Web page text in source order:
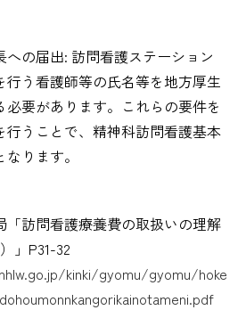
への届出: 訪問看護ステーション
行う看護師等の氏名等を地方厚生
必要があります。これらの要件を
行うことで、精神科訪問看護基本
ります。
「訪問看護療養費の取扱いの理解
」P31-32
kinki/gyomu/gyomu/hoke